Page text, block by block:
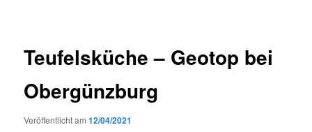
Teufelsküche – Geotop bei
Obergünzburg
Veröffentlicht am12/04/2021